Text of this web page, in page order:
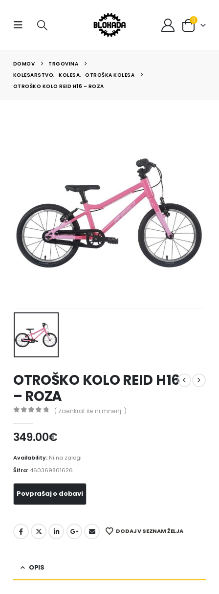
0
DOMOV
TRGOVINA
KOLESARSTVO, KOLESA,
OTROŠKA KOLESA
OTROŠKO KOLO REID H16 – ROZA
OTROŠKO KOLO REID H16
– ROZA
( Zaenkrat še ni mnenj. )
349.00€
Availability: Ni na zalogi
Šifra: 460369801626
DODAJ V SEZNAM ŽELJA
OPIS